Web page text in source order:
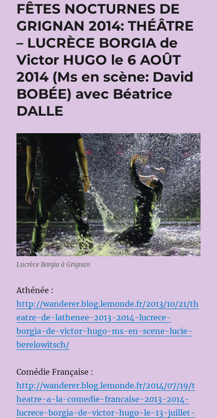
FÊTES NOCTURNES DE
GRIGNAN 2014: THÉÂTRE
– LUCRÈCE BORGIA de
Victor HUGO le 6 AOÛT
2014 (Ms en scène: David
BOBÉE) avec Béatrice
DALLE
Lucrèce Borgia à Grignan
Athénée :
http://wanderer.blog.lemonde.fr/2013/10/21/th
eatre-de-lathenee-2013-2014-lucrece-
borgia-de-victor-hugo-ms-en-scene-lucie-
berelowitsch/
Comédie Française :
http://wanderer.blog.lemonde.fr/2014/07/19/t
heatre-a-la-comedie-francaise-2013-2014-
lucrece-borgia-de-victor-hugo-le-13-juillet-